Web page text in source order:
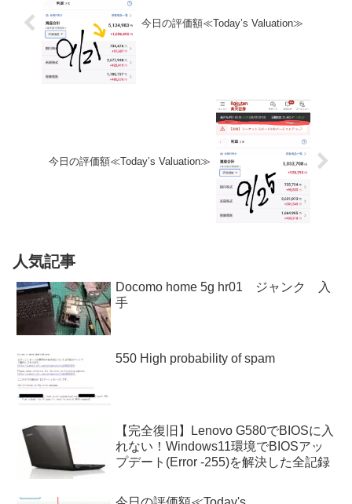
今日の評価額≪Today’s Valuation≫
今日の評価額≪Today’s Valuation≫
人気記事
Docomo home 5g hr01 ジャンク 入
手
550 High probability of spam
【完全復旧】Lenovo G580でBIOSに入
れない！Windows11環境でBIOSアッ
プデート(Error -255)を解決した全記録